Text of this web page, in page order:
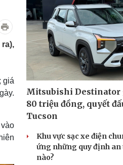
nghiệp
tin doanh nghiệp
nghiệp 24h
cộng đồng
Công
Sành
Tin
Trải
Chuyển
Tour
Podcast
Câu
Cửa sổ
Kể
Hạt
giá
Mitsubishi Destinator
80 triệu đồng, quyết
Tucson
Khu vực sạc xe điện
ứng những quy định an
nào?